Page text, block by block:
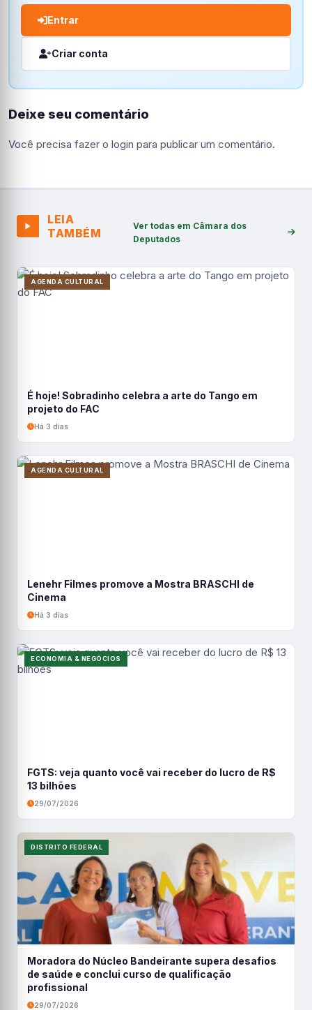
Entrar
Criar conta
Deixe seu comentário
Você precisa fazer o login para publicar um comentário.
LEIA
TAMBÉM
Ver todas em Câmara dos
Deputados
AGENDA CULTURAL
É hoje! Sobradinho celebra a arte do Tango em
projeto do FAC
Há 3 dias
AGENDA CULTURAL
Lenehr Filmes promove a Mostra BRASCHI de
Cinema
Há 3 dias
ECONOMIA & NEGÓCIOS
FGTS: veja quanto você vai receber do lucro de R$
13 bilhões
29/07/2026
DISTRITO FEDERAL
Moradora do Núcleo Bandeirante supera desafios
de saúde e conclui curso de qualificação
profissional
29/07/2026